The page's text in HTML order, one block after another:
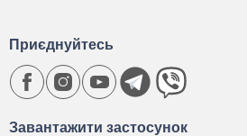
Завантажити застосунок
Приєднуйтесь